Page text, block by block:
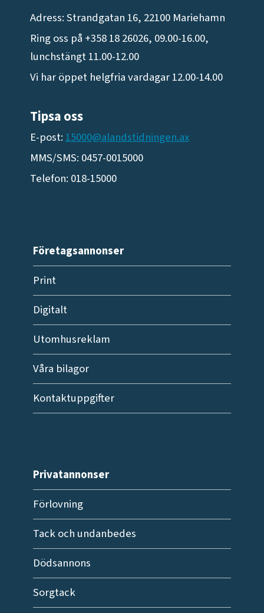
Adress: Strandgatan 16, 22100 Mariehamn
Ring oss på +358 18 26026, 09.00-16.00,
lunchstängt 11.00-12.00
Vi har öppet helgfria vardagar 12.00-14.00
Tipsa oss
E-post: 15000@alandstidningen.ax
MMS/SMS: 0457-0015000
Telefon: 018-15000
Företagsannonser
Print
Digitalt
Utomhusreklam
Våra bilagor
Kontaktuppgifter
Privatannonser
Förlovning
Tack och undanbedes
Dödsannons
Sorgtack